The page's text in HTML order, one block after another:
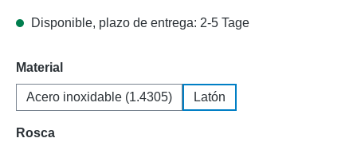
Disponible, plazo de entrega: 2-5 Tage
Seleccione
Material
Acero inoxidable (1.4305) Latón
Seleccione
Rosca